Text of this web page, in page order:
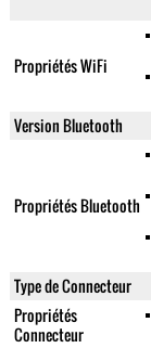
Propriétés WiFi
Version Bluetooth
Propriétés Bluetooth
Type de Connecteur
Propriétés
Connecteur